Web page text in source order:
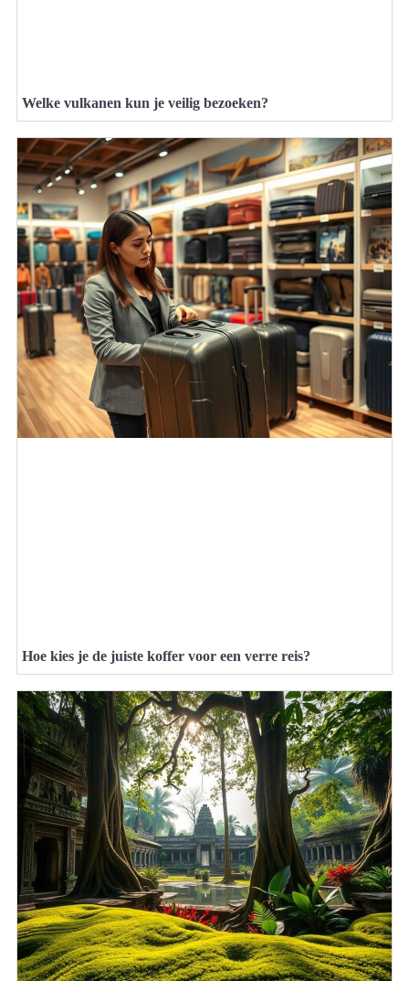
Welke vulkanen kun je veilig bezoeken?
Hoe kies je de juiste koffer voor een verre reis?